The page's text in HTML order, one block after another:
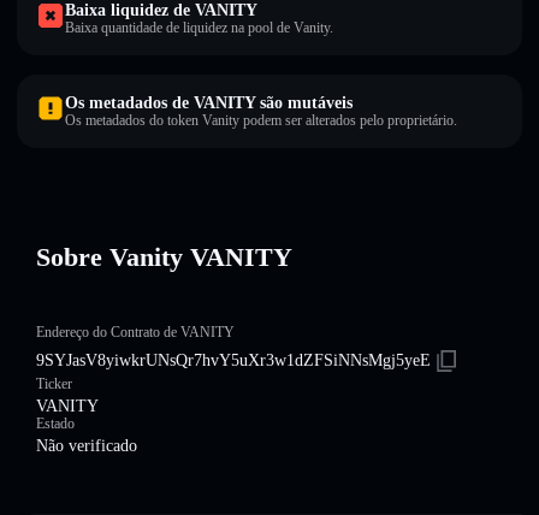
Baixa liquidez de VANITY
Baixa quantidade de liquidez na pool de Vanity.
Os metadados de VANITY são mutáveis
Os metadados do token Vanity podem ser alterados pelo proprietário.
Sobre Vanity VANITY
Endereço do Contrato de VANITY
9SYJasV8yiwkrUNsQr7hvY5uXr3w1dZFSiNNsMgj5yeE
Ticker
VANITY
Estado
Não verificado